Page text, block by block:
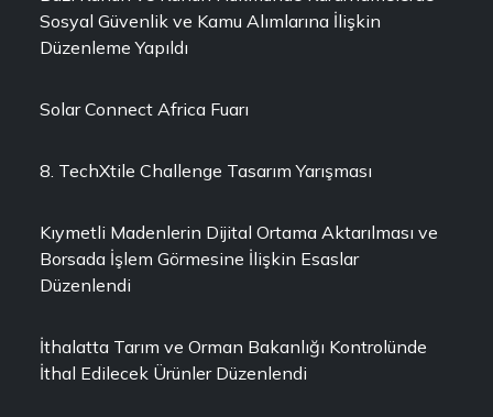
Sosyal Güvenlik ve Kamu Alımlarına İlişkin
Düzenleme Yapıldı
Solar Connect Africa Fuarı
8. TechXtile Challenge Tasarım Yarışması
Kıymetli Madenlerin Dijital Ortama Aktarılması ve
Borsada İşlem Görmesine İlişkin Esaslar
Düzenlendi
İthalatta Tarım ve Orman Bakanlığı Kontrolünde
İthal Edilecek Ürünler Düzenlendi